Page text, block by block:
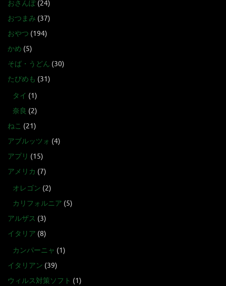
おさんぽ(24)
おつまみ (37)
おやつ (194)
かめ (5)
そば・うどん (30)
たびめも (31)
タイ (1)
奈良 (2)
ねこ (21)
アブルッツォ (4)
アプリ (15)
アメリカ (7)
オレゴン (2)
カリフォルニア (5)
アルザス (3)
イタリア (8)
カンパーニャ (1)
イタリアン (39)
ウィルス対策ソフト (1)